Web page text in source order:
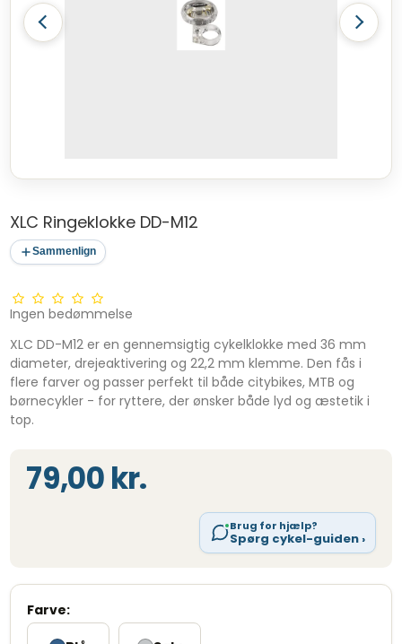
XLC Ringeklokke DD-M12
Sammenlign
Ingen bedømmelse
XLC DD-M12 er en gennemsigtig cykelklokke med 36 mm
diameter, drejeaktivering og 22,2 mm klemme. Den fås i
flere farver og passer perfekt til både citybikes, MTB og
børnecykler - for ryttere, der ønsker både lyd og æstetik i
top.
79,00 kr.
Brug for hjælp?
Spørg cykel-guiden ›
Farve: